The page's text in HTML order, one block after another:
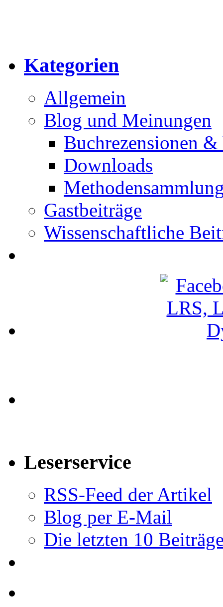
Kategorien
Allgemein
Blog und Meinungen
Buchrezensionen
Downloads
Gastbeiträge
Wissenschaftliche
Leserservice
RSS-Feed der Artikel
Blog per E-Mail
Die letzten 10